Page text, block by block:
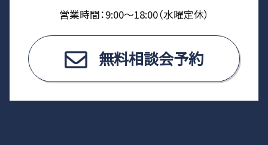
営業時間：9:00〜18:00（⽔曜定休）
無料相談会予約